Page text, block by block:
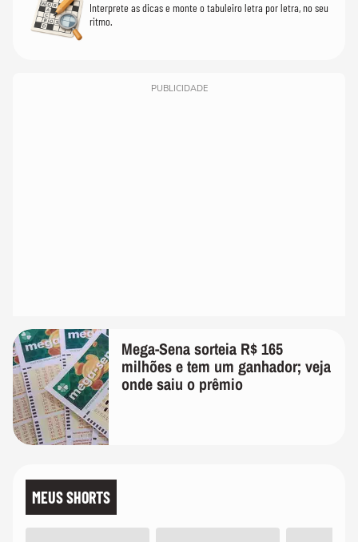
Interprete as dicas e monte o tabuleiro letra por letra, no seu
ritmo.
PUBLICIDADE
Mega-Sena sorteia R$ 165
milhões e tem um ganhador; veja
onde saiu o prêmio
MEUS SHORTS